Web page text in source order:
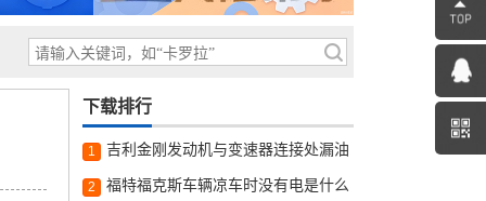
下载排行
1 吉利金刚发动机与变速器连接处漏油
2
福特福克斯车辆凉车时没有电是什么